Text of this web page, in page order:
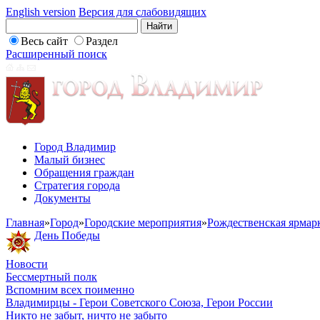
English version Версия для слабовидящих
Весь сайт
Раздел
Расширенный поиск
Город Владимир
Малый бизнес
Обращения граждан
Стратегия города
Документы
Главная»Город»Городские мероприятия»Рождественская
День Победы
Новости
Бессмертный полк
Вспомним всех поименно
Владимирцы - Герои Советского Союза, Герои России
Никто не забыт, ничто не забыто